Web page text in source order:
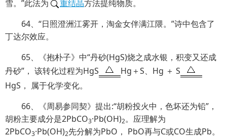
雪。”此法为 重结晶方法提纯物质。
64、“日照澄洲江雾开，淘金女伴满江隈。”诗中包含了
丁达尔效应。
65、《抱朴子》中“丹砂(HgS)烧之成水银，积变又还成
丹砂”， 该转化过程为HgS
Hg＋S、Hg ＋ S
HgS， 属于化学变化。
66、《周易参同契》提出:“胡粉投火中，色坏还为铅”，
胡粉主要成分是2PbCO3·Pb(OH)2。应理解为
2PbCO3·Pb(OH)2先分解为PbO， PbO再与C或CO生成Pb。